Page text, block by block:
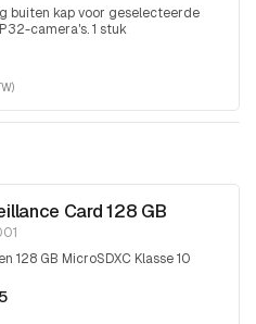
buiten kap voor geselecteerde
camera's. 1 stuk
Card 128 GB
128 GB MicroSDXC Klasse 10